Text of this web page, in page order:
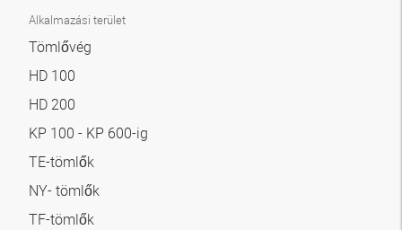
Alkalmazási terület
Tömlővég
HD 100
HD 200
KP 100 - KP 600-ig
TE-tömlők
NY- tömlők
TF-tömlők